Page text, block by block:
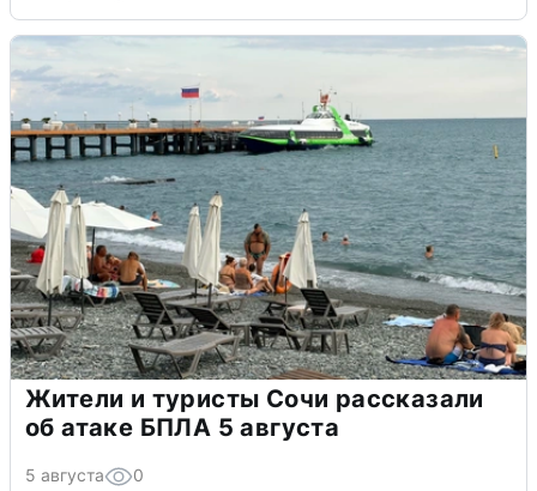
Жители и туристы Сочи рассказали
об атаке БПЛА 5 августа
5 августа 0